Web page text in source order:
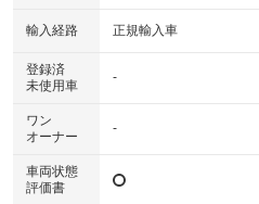
輸入経路 正規輸入車
登録済
未使用車
-
ワン
オーナー
-
車両状態
評価書